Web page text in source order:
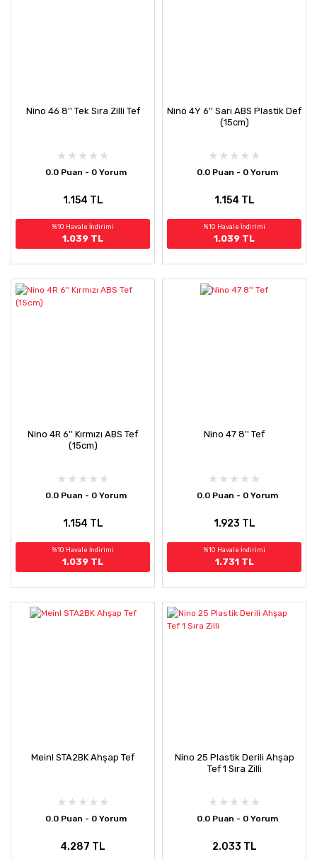
Nino 46 8'' Tek Sıra Zilli Tef
0.0 Puan - 0 Yorum
1.154 TL
%10 Havale İndirimi
1.039 TL
Nino 4Y 6'' Sarı ABS Plastik Def
(15cm)
0.0 Puan - 0 Yorum
1.154 TL
%10 Havale İndirimi
1.039 TL
Nino 4R 6'' Kırmızı ABS Tef
(15cm)
0.0 Puan - 0 Yorum
1.154 TL
%10 Havale İndirimi
1.039 TL
Nino 47 8'' Tef
0.0 Puan - 0 Yorum
1.923 TL
%10 Havale İndirimi
1.731 TL
Meinl STA2BK Ahşap Tef
0.0 Puan - 0 Yorum
4.287 TL
Nino 25 Plastik Derili Ahşap
Tef 1 Sıra Zilli
0.0 Puan - 0 Yorum
2.033 TL